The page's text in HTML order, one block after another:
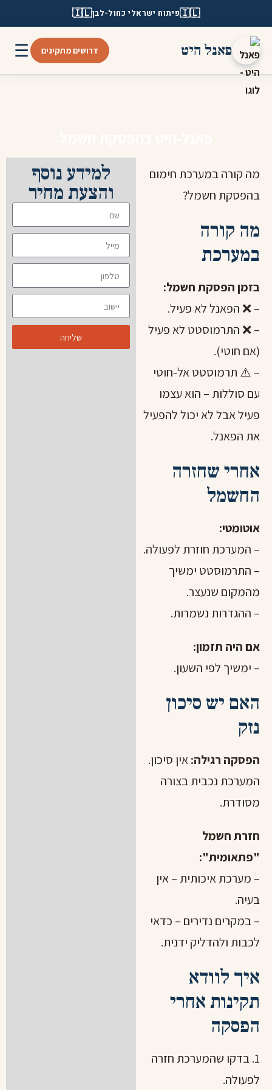
🇮🇱פיתוח ישראלי כחול-לבן🇮🇱
פאנל היט דרושים מתקינים ☰
מה קורה במערכת חימום
בהפסקת חשמל?
מה קורה
במערכת
בזמן הפסקת חשמל:
– ❌ הפאנל לא פעיל.
– ❌ התרמוסטט לא פעיל
(אם חוטי).
– ⚠️ תרמוסטט אל-חוטי
עם סוללות – הוא עצמו
פעיל אבל לא יכול להפעיל
את הפאנל.
אחרי שחזרה
החשמל
אוטומטי:
– המערכת חוזרת לפעולה.
– התרמוסטט ימשיך
מהמקום שנעצר.
– ההגדרות נשמרות.
אם היה תזמון:
– ימשיך לפי השעון.
האם יש סיכון
נזק
הפסקה רגילה:אין סיכון.
המערכת נכבית בצורה
מסודרת.
חזרת חשמל
"פתאומית":
– מערכת איכותית – אין
בעיה.
– במקרים נדירים – כדאי
לכבות ולהדליק ידנית.
איך לוודא
תקינות אחרי
הפסקה
1. בדקו שהמערכת חזרה
לפעולה.
למידע נוסף
והצעת מחיר
שליחה